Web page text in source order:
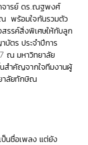
จารย์ ดร.ณฐพงศ์
พร้อมใจกันรวมตัว
รรค์สิ่งพิเศษให้กับลูก
บัตร ประจำปีการ
ณ มหาวิทยาลัย
ำคัญจากใจทีมงานผู้
าลัยทักษิณ
ป็นชื่อเพลง แต่ยัง